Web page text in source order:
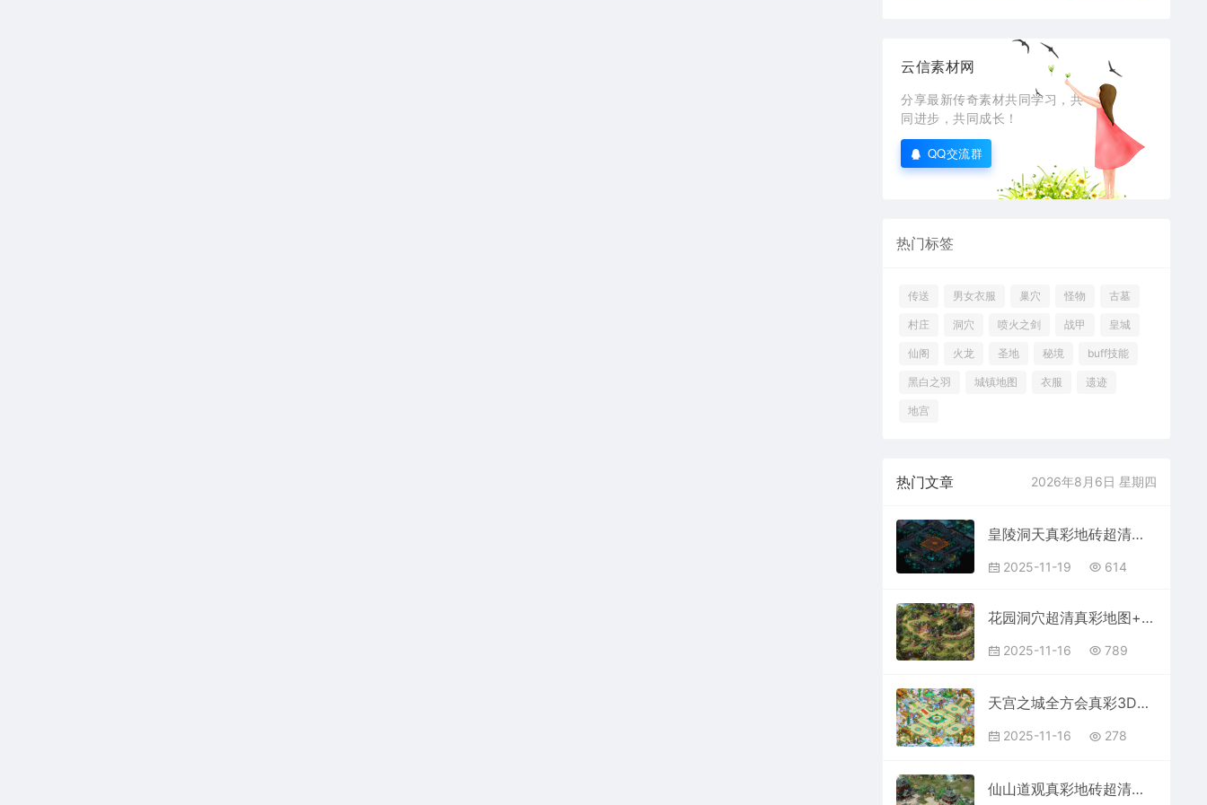
云信素材网
分享最新传奇素材共同学习，共
同进步，共同成长！
QQ交流群
热门标签
传送 男女衣服 巢穴 怪物 古墓
村庄 洞穴 喷火之剑 战甲 皇城
仙阁 火龙 圣地 秘境 buff技能
黑白之羽 城镇地图 衣服 遗迹
地宫
热门文章 2026年8月6日 星期四
皇陵洞天真彩地砖超清传奇地图素材+工具202511197
2025-11-19 614
花园洞穴超清真彩地图+工具202511164
2025-11-16 789
天宫之城全方会真彩3D地图超清传奇地图+工具202511167
2025-11-16 278
仙山道观真彩地砖超清传奇地图素材+工具202511221